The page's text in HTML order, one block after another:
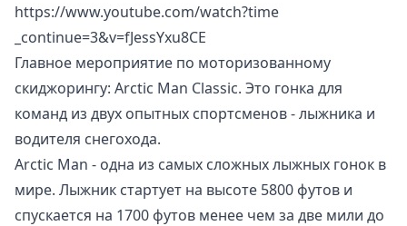
https://www.youtube.com/watch?time
_continue=3&v=fJessYxu8CE
Главное мероприятие по моторизованному
скиджорингу: Arctic Man Classic. Это гонка для
команд из двух опытных спортсменов - лыжника и
водителя снегохода.
Arctic Man - одна из самых сложных лыжных гонок в
мире. Лыжник стартует на высоте 5800 футов и
спускается на 1700 футов менее чем за две мили до